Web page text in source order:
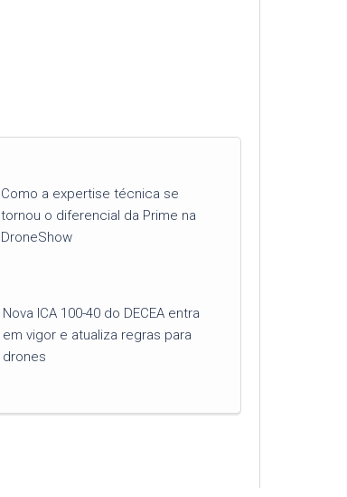
Como a expertise técnica se
tornou o diferencial da Prime na
DroneShow
Nova ICA 100-40 do DECEA entra
em vigor e atualiza regras para
drones